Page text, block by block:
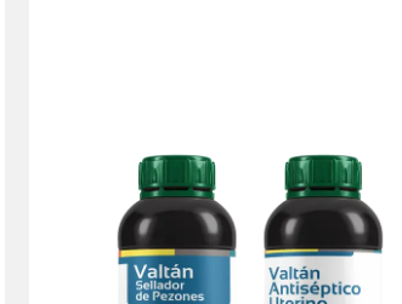
Acción antiséptica y bactericida eficaz.
Prevención y tratamiento de infecciones
uterinas.
Mejora las condiciones reproductivas
ganado.
Contribuye a la salud de la ubre y